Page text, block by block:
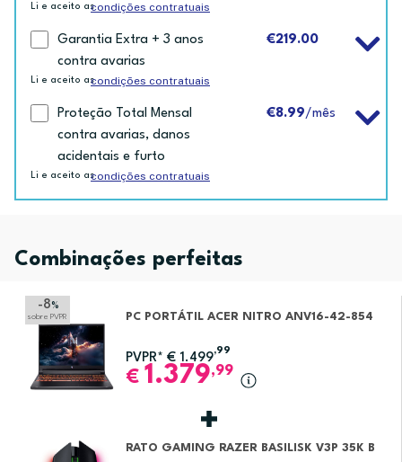
Li e aceito ascondições contratuais
Garantia Extra + 3 anos
contra avarias
€219.00
Li e aceito ascondições contratuais
Proteção Total Mensal
contra avarias, danos
acidentais e furto
€8.99/mês
Li e aceito ascondições contratuais
Combinações perfeitas
-8 %
sobre PVPR PC PORTÁTIL ACER NITRO ANV16-42-854
PVPR* € 1.499
,99
€ 1.379,99
RATO GAMING RAZER BASILISK V3P 35K B